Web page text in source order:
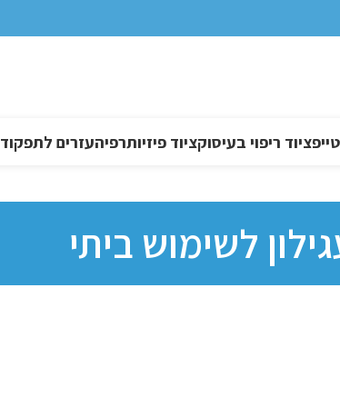
ציוד ריפוי בעיסוקציוד פיזיותרפיהעזרים לתפקוד ADL
לשימוש ביתי